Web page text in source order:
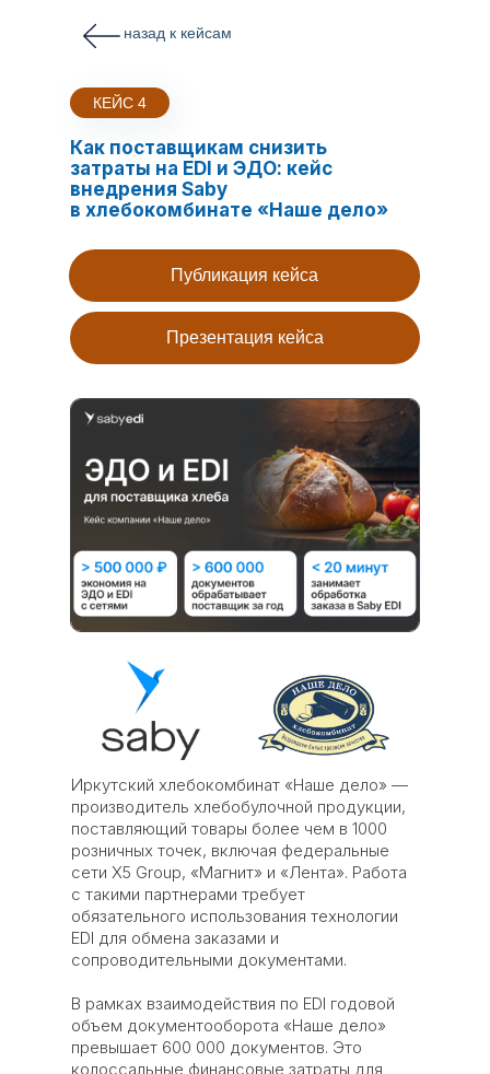
назад к кейсам
Как поставщикам снизить
затраты на EDI и ЭДО: кейс
внедрения Saby
в хлебокомбинате «Наше дело»
Иркутский хлебокомбинат «Наше дело» —
производитель хлебобулочной продукции,
поставляющий товары более чем в 1000
розничных точек, включая федеральные
сети X5 Group, «Магнит» и «Лента». Работа
с такими партнерами требует
обязательного использования технологии
EDI для обмена заказами и
сопроводительными документами.
В рамках взаимодействия по EDI годовой
объем документооборота «Наше дело»
превышает 600 000 документов. Это
колоссальные финансовые затраты для
КЕЙС 4
Публикация кейса
Презентация кейса